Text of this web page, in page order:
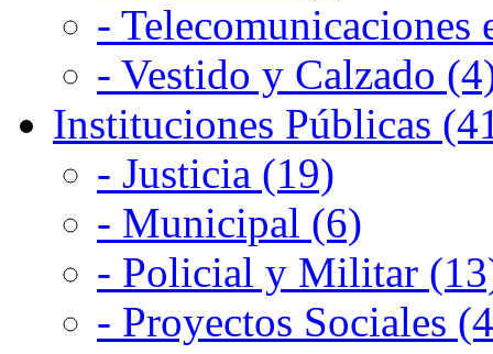
-
- Vestido y Calzado
Instituciones Públicas
- Justicia (19)
- Municipal (6)
- Policial y Militar
- Proyectos Sociales